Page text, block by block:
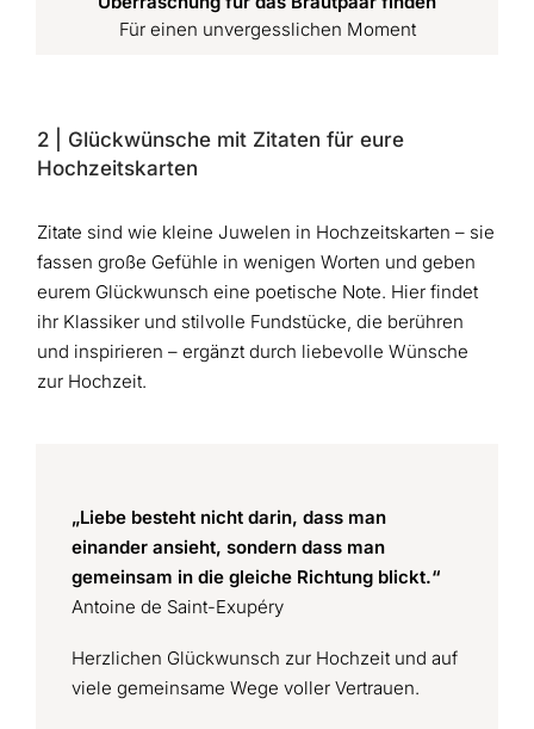
Für einen unvergesslichen Moment
2 | Glückwünsche mit Zitaten für eure
Hochzeitskarten
Zitate sind wie kleine Juwelen in Hochzeitskarten – sie
fassen große Gefühle in wenigen Worten und geben
eurem Glückwunsch eine poetische Note. Hier findet
ihr Klassiker und stilvolle Fundstücke, die berühren
und inspirieren – ergänzt durch liebevolle Wünsche
zur Hochzeit.
„Liebe besteht nicht darin, dass man
einander ansieht, sondern dass man
gemeinsam in die gleiche Richtung blickt.“
Antoine de Saint-Exupéry
Herzlichen Glückwunsch zur Hochzeit und auf
viele gemeinsame Wege voller Vertrauen.